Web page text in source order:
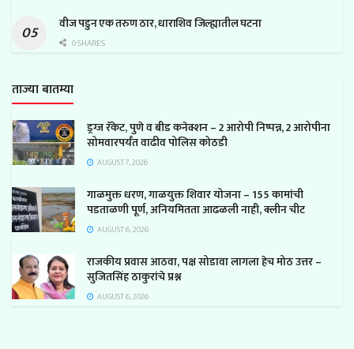
वीज पडुन एक तरुण ठार, धाराशिव जिल्ह्यातील घटना
0 SHARES
ताज्या बातम्या
ड्रग्ज रॅकेट, पुणे व बीड कनेक्शन – 2 आरोपी निष्पन्न, 2 आरोपीना
सोमवारपर्यंत वाढीव पोलिस कोठडी
AUGUST 7, 2026
गाळमुक्त धरण, गाळयुक्त शिवार योजना – 155 कामांची
पडताळणी पूर्ण, अनियमितता आढळली नाही, क्लीन चीट
AUGUST 6, 2026
राजकीय प्रवास आठवा, पक्ष सोडावा लागला हेच मोठ उत्तर –
सुजितसिंह ठाकुरांचे प्रश्न
AUGUST 6, 2026